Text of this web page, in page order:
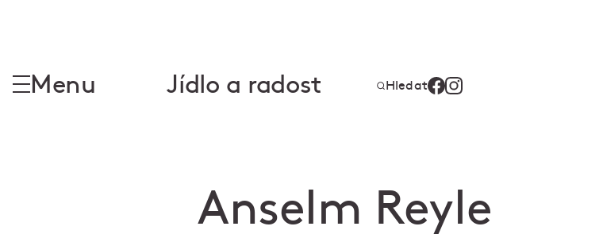
Menu Jídlo a radost Hledat
Anselm Reyle